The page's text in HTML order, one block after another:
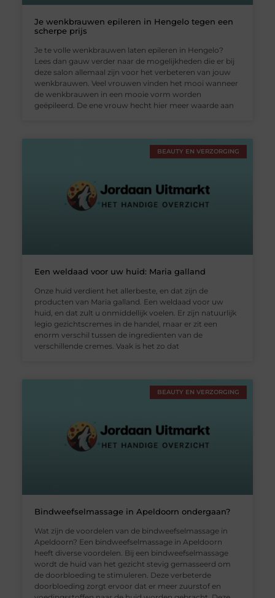
Je wenkbrauwen epileren in Hengelo tegen een
scherpe prijs
Je te volle wenkbrauwen laten epileren in Hengelo?
Lees dan gauw verder naar de mogelijkheden die er bij
deze salon allemaal zijn voor het verbeteren van jouw
wenkbrauwen. Veel vrouwen vinden het mooi wanneer
de wenkbrauwen in een mooie vorm worden
geëpileerd. De ene vrouw hecht hier meer waarde aan
BEAUTY EN VERZORGING
Een weldaad voor uw huid: Maria galland
Onze huid verdient het allerbeste, en dat zijn de
producten van Maria galland. Een weldaad voor uw
huid, en dat zult u onmiddellijk voelen. Er zijn natuurlijk
legio gezichtscremes in de handel, maar er zit een
enorm verschil tussen de ingredienten van de
verschillende cremes. Vaak is het zo dat
BEAUTY EN VERZORGING
Bindweefselmassage in Apeldoorn ondergaan?
Wat zijn de voordelen van de bindweefselmassage in
Apeldoorn? Een bindweefselmassage in Apeldoorn
heeft diverse voordelen. Bij een bindweefselmassage
wordt de huid van het gezicht stevig gemasseerd om
de doorbloeding te stimuleren. Deze verbeterde
doorbloeding zorgt ervoor dat er meer zuurstof en